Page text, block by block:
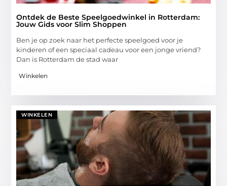
Ontdek de Beste Speelgoedwinkel in Rotterdam:
Jouw Gids voor Slim Shoppen
Ben je op zoek naar het perfecte speelgoed voor je
kinderen of een speciaal cadeau voor een jonge vriend?
Dan is Rotterdam de stad waar
Winkelen
WINKELEN